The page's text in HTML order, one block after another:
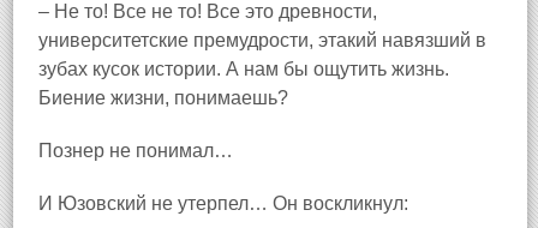
– Не то! Все не то! Все это древности,
университетские премудрости, этакий навязший в
зубах кусок истории. А нам бы ощутить жизнь.
Биение жизни, понимаешь?
Познер не понимал…
И Юзовский не утерпел… Он воскликнул: